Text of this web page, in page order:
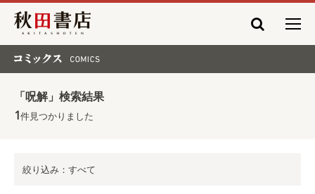
秋田書店
「呪解」検索結果
1件見つかりました
絞り込み：すべて